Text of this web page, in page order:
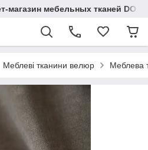
магазин мебельных тканей
Меблеві тканини велюр Меблева